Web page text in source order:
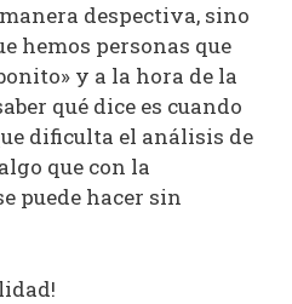
despectiva, sino
hemos personas que
y a la hora de la
qué dice es cuando
dificulta el análisis de
que con la
puede hacer sin